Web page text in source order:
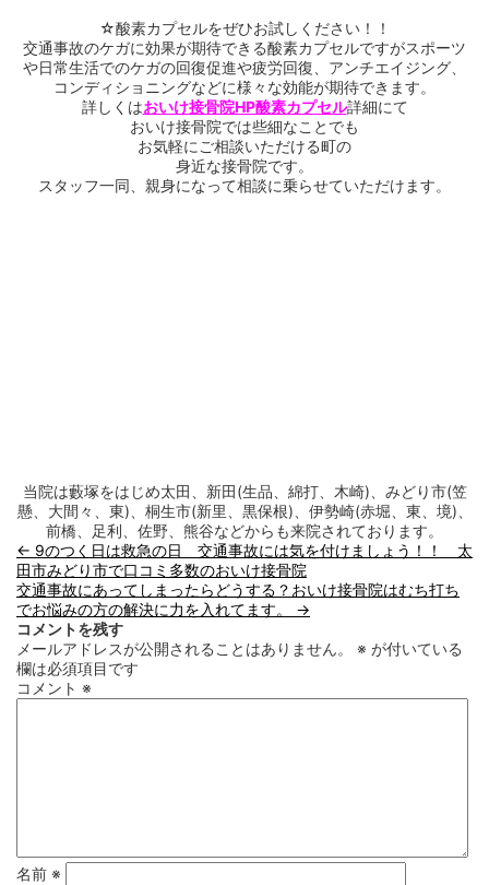
☆酸素カプセルをぜひお試しください！！
交通事故のケガに効果が期待できる酸素カプセルですがスポーツ
や日常生活でのケガの回復促進や疲労回復、アンチエイジング、
コンディショニングなどに様々な効能が期待できます。
詳しくはおいけ接骨院HP酸素カプセル詳細にて
おいけ接骨院では些細なことでも
お気軽にご相談いただける町の
身近な接骨院です。
スタッフ一同、親身になって相談に乗らせていただけます。
当院は藪塚をはじめ太田、新田(生品、綿打、木崎)、みどり市(笠
懸、大間々、東)、桐生市(新里、黒保根)、伊勢崎(赤堀、東、境)、
前橋、足利、佐野、熊谷などからも来院されております。
← 9のつく日は救急の日 交通事故には気を付けましょう！！ 太
田市みどり市で口コミ多数のおいけ接骨院
交通事故にあってしまったらどうする？おいけ接骨院はむち打ち
でお悩みの方の解決に力を入れてます。 →
コメントを残す
メールアドレスが公開されることはありません。
※ が付いている
欄は必須項目です
コメント ※
名前 ※